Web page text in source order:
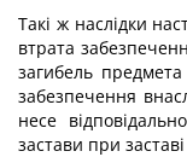
Такі ж наслідки
втрата
загибель
забезпечення
несе
застави при